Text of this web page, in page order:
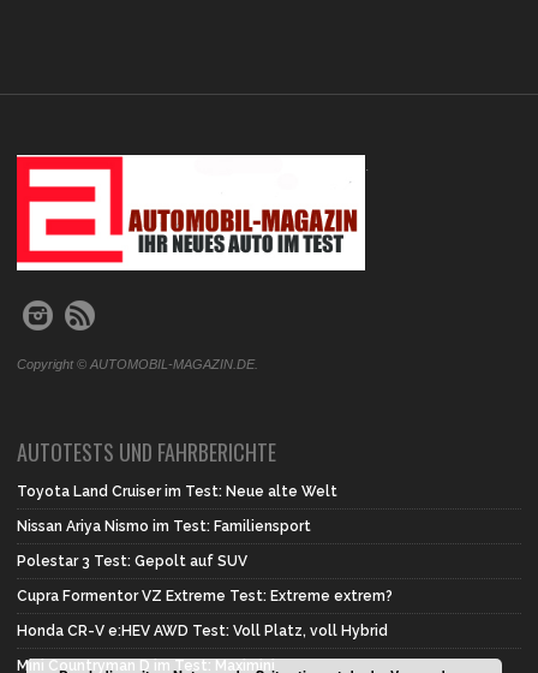
.
Copyright © AUTOMOBIL-MAGAZIN.DE.
AUTOTESTS UND FAHRBERICHTE
Toyota Land Cruiser im Test: Neue alte Welt
Nissan Ariya Nismo im Test: Familiensport
Polestar 3 Test: Gepolt auf SUV
Cupra Formentor VZ Extreme Test: Extreme extrem?
Honda CR-V e:HEV AWD Test: Voll Platz, voll Hybrid
Mini Countryman D im Test: Maximini